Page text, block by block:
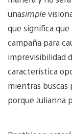
unasimple
que significa
campaña para
imprevisibilidad
característica
mientras buscas
porque Julianna